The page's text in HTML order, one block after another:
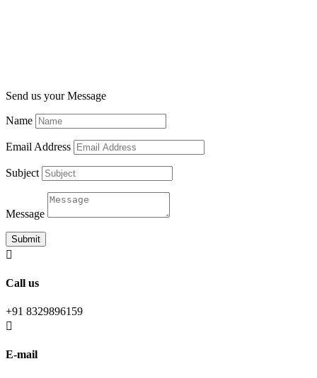
Send us your Message
Name
Email Address
Subject
Message
Submit

Call us
+91 8329896159

E-mail